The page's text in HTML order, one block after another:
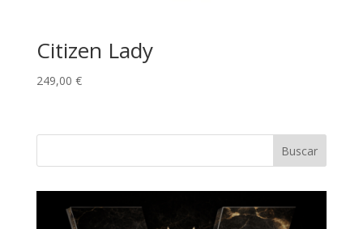
Citizen Lady
249,00 €
Buscar